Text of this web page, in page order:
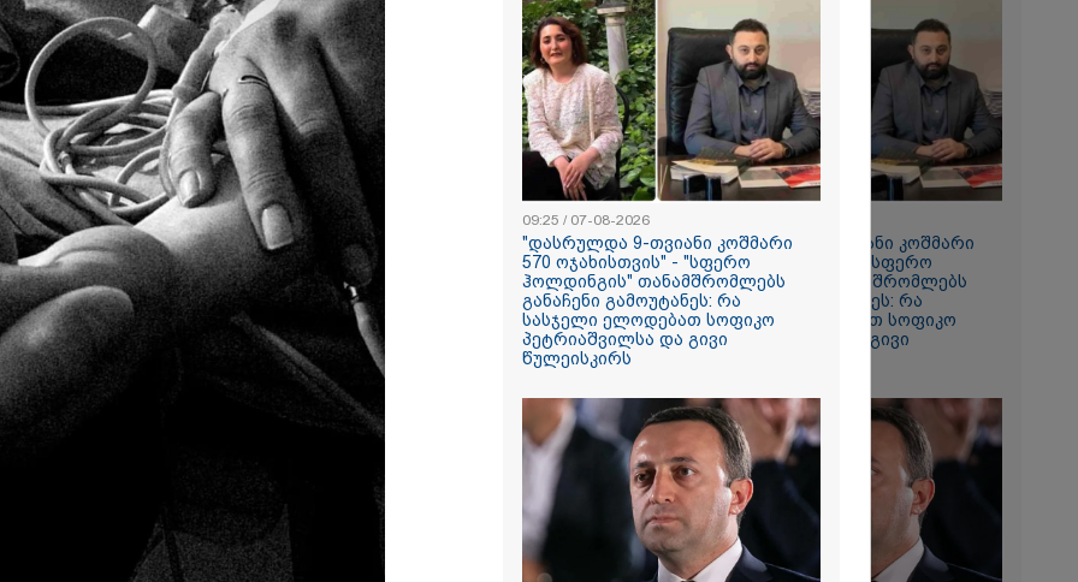
07-08-2026
ჯოლის ძმა
და
რომ გეია -
გიჟურად
დისნეის
10:45 / 07-08-2026
"აშშ კვლავაც ღრმად
შეშფოთებულია რუსეთის
მიერ საქართველოს
ტერიტორიის
განგრძობადი
ოკუპაციით" - აშშ-ის
08-2026
პირდაპირ
ცნობილ
ლაივის
ის
გარდაიცვალა -
მომხდარზე
პოლიცია
23:45 / 06-08-2026
ექსპედიცია “ტარაიას
ობიექტი“ - 89 წლის
შემდეგ, მფრინავი
ამელია ერჰარტის
დაკარგული
თვითმფრინავის ძებნა
კვლავ განახლდა
"დასრულდა 9-თვიანი კოშმარი
570 ოჯახისთვის" - "სფერო
ჰოლდინგის" თანამშრომლებს
განაჩენი გამოუტანეს: რა
სასჯელი ელოდებათ სოფიკო
პეტრიაშვილსა და გივი
09:25 / 07-08-2026
"დასრულდა 9-თვიანი კოშმარი
570 ოჯახისთვის" - "სფერო
ჰოლდინგის" თანამშრომლებს
განაჩენი გამოუტანეს: რა
სასჯელი ელოდებათ სოფიკო
პეტრიაშვილსა და გივი
წულეისკირს